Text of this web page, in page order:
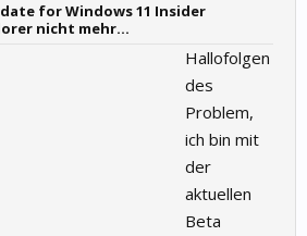
for Windows 11 Insider
nicht mehr...
Hallofolgen
des
Problem,
ich bin mit
der
aktuellen
Beta